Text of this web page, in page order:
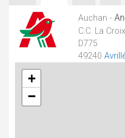
Auchan -
C.C. La
D775
49240
+
−